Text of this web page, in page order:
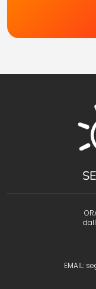
EMAIL: